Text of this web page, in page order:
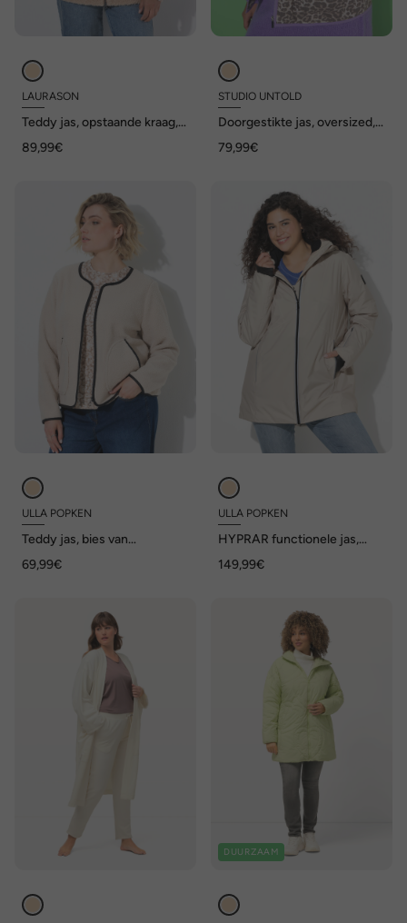
LAURASON
Teddy jas, opstaande kraag,
89,99€
STUDIO UNTOLD
Doorgestikte jas, oversized,
overhemdkraag
79,99€
ULLA POPKEN
Teddy jas, bies van
mouwen
69,99€
ULLA POPKEN
HYPRAR functionele jas,
149,99€
DUURZAAM